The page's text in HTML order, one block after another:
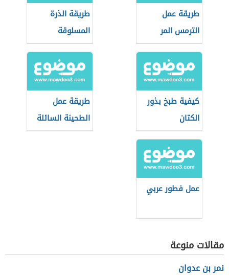
طريقة عمل
الترمس المر
طريقة الذرة
المسلوقة
كيفية طبخ بذور
الكتان
طريقة عمل
الطحينة السائلة
للفلافل
عمل فطور عربي
مقالات منوعة
نمر بن عدوان